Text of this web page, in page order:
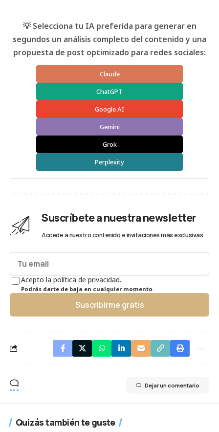
💡 Selecciona tu IA preferida para generar en
segundos un análisis completo del contenido y una
propuesta de post optimizado para redes sociales:
Claude
ChatGPT
Google AI
Gemini
Grok
Perplexity
Suscríbete a nuestra newsletter
Accede a nuestro contenido e invitaciones más exclusivas.
Acepto la política de privacidad.
Podrás darte de baja en cualquier momento.
Suscribirme gratis
Dejar un comentario
Quizás también te guste